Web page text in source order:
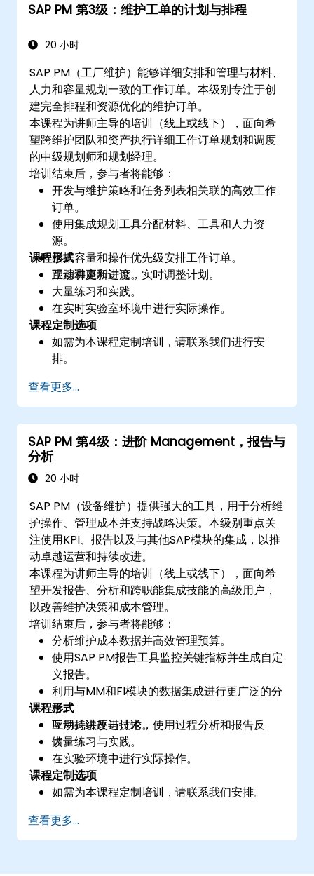
SAP PM 第3级：维护工单的计划与排程
20 小时
SAP PM（工厂维护）能够详细安排和管理与材料、
人力和容量规划一致的工作订单。本级别专注于创
建完全排程和资源优化的维护订单。
本课程为讲师主导的培训（线上或线下），面向希
望跨维护团队和资产执行详细工作订单规划和调度
的中级规划师和规划经理。
培训结束后，参与者将能够：
开发与维护策略和任务列表相关联的高效工作
订单。
使用集成规划工具分配材料、工具和人力资
源。
根据容量和操作优先级安排工作订单。
跟踪和更新进度，实时调整计划。
课程形式
互动讲座和讨论。
大量练习和实践。
在实时实验室环境中进行实际操作。
课程定制选项
如需为本课程定制培训，请联系我们进行安
排。
查看更多...
SAP PM 第4级：进阶 Management，报告与
分析
20 小时
SAP PM（设备维护）提供强大的工具，用于分析维
护操作、管理成本并支持战略决策。本级别重点关
注使用KPI、报告以及与其他SAP模块的集成，以推
动卓越运营和持续改进。
本课程为讲师主导的培训（线上或线下），面向希
望开发报告、分析和跨职能集成技能的高级用户，
以改善维护决策和成本管理。
培训结束后，参与者将能够：
分析维护成本数据并高效管理预算。
使用SAP PM报告工具监控关键指标并生成自定
义报告。
利用与MM和FI模块的数据集成进行更广泛的分
析。
应用持续改进技术，使用过程分析和报告反
馈。
课程形式
互动式讲座与讨论。
大量练习与实践。
在实验环境中进行实际操作。
课程定制选项
如需为本课程定制培训，请联系我们安排。
查看更多...